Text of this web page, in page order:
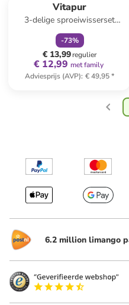
Vitapur
3-delige sproeiwisserset
wit/grijs
-73%
€ 13,99regulier
€ 12,99 met family
Adviesprijs (AVP): € 49,95*
6.2 million limango